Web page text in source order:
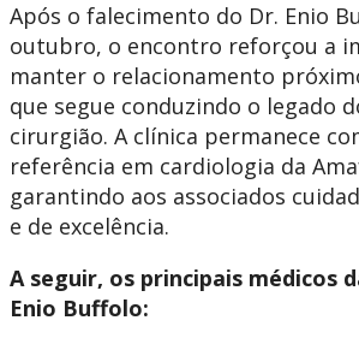
Após o falecimento do Dr. Enio
outubro, o encontro reforçou a
manter o relacionamento
que segue conduzindo o legado
cirurgião. A clínica permanece
referência em cardiologia da
garantindo aos associados
e de excelência.
A seguir, os principais médicos
Enio Buffolo: